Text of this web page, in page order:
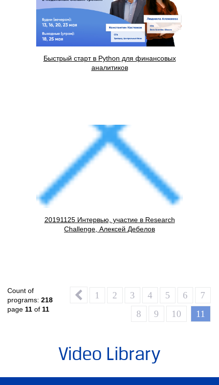
Быстрый старт в Python для финансовых
аналитиков
20191125 Интервью, участие в Research
Challenge, Алексей Дебелов
Count of
programs: 218
page 11 of 11
1 2 3 4 5 6
7
8
9 10 11
Video Library